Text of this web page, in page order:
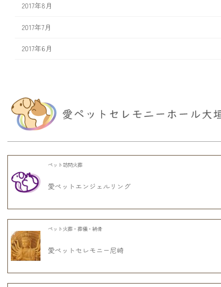
2017年8月
2017年7月
2017年6月
ペット訪問火葬
愛ペットエンジェルリング
ペット火葬・葬儀・納骨
愛ペットセレモニー尼崎